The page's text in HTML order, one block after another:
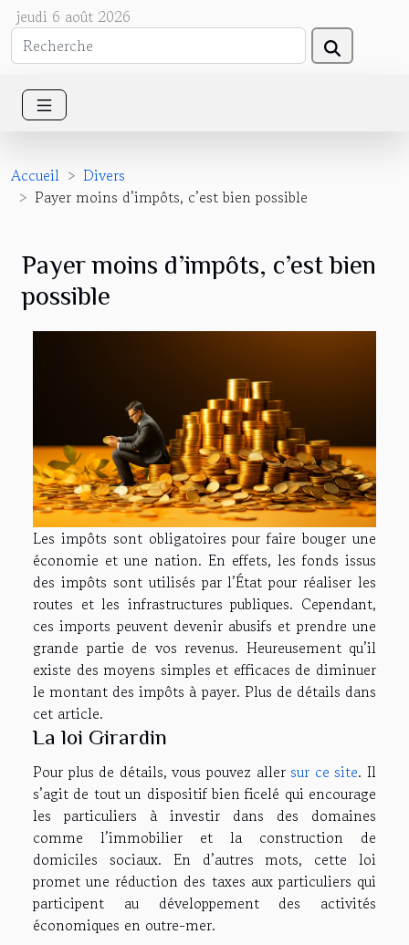
jeudi 6 août 2026
Accueil
Divers
Payer moins d’impôts, c’est bien possible
Payer moins d’impôts, c’est bien
possible
Les impôts sont obligatoires pour faire bouger une
économie et une nation. En effets, les fonds issus
des impôts sont utilisés par l’État pour réaliser les
routes et les infrastructures publiques. Cependant,
ces imports peuvent devenir abusifs et prendre une
grande partie de vos revenus. Heureusement qu’il
existe des moyens simples et efficaces de diminuer
le montant des impôts à payer. Plus de détails dans
cet article.
La loi Girardin
Pour plus de détails, vous pouvez allersur ce site. Il
s’agit de tout un dispositif bien ficelé qui encourage
les particuliers à investir dans des domaines
comme l’immobilier et la construction de
domiciles sociaux. En d’autres mots, cette loi
promet une réduction des taxes aux particuliers qui
participent au développement des activités
économiques en outre-mer.